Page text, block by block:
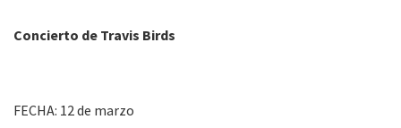
Concierto de Travis Birds
FECHA: 12 de marzo